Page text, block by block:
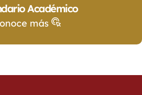
Académico
más